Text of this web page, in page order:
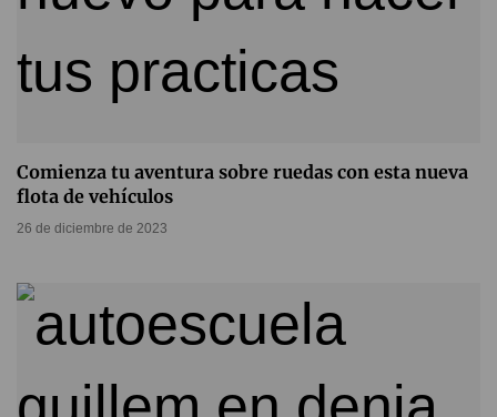
Comienza tu aventura sobre ruedas con esta nueva
flota de vehículos
26 de diciembre de 2023